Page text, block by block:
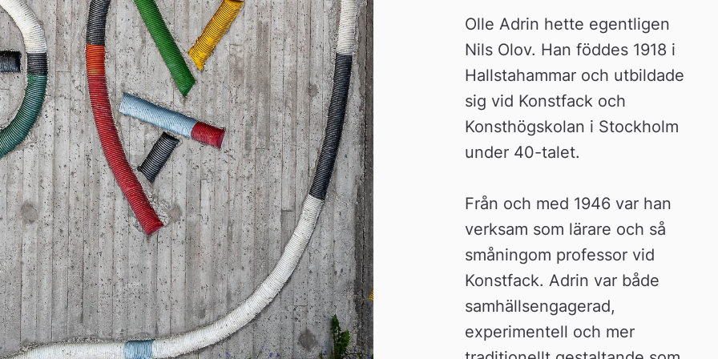
Olle Adrin hette egentligen
Nils Olov. Han föddes 1918 i
Hallstahammar och utbildade
sig vid Konstfack och
Konsthögskolan i Stockholm
under 40-talet.
Från och med 1946 var han
verksam som lärare och så
småningom professor vid
Konstfack. Adrin var både
samhällsengagerad,
experimentell och mer